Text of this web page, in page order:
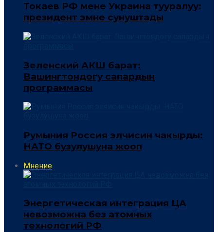
Токаев РФ мене Украина тууралуу:
президент эмне сунуштады
Зеленский АКШ барат:
Вашингтондогу сапардын
программасы
Румыния Россия элчисин чакырды:
НАТО бузулушуна жооп
Мнение
Энергетическая интеграция ЦА
невозможна без атомных
технологий РФ